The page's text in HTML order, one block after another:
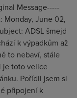
Message-----
Monday, June 02,
ADSL šmejd
k výpadkům až
to nebaví, stále
je toto velice
Pořídil jsem si
připojení k